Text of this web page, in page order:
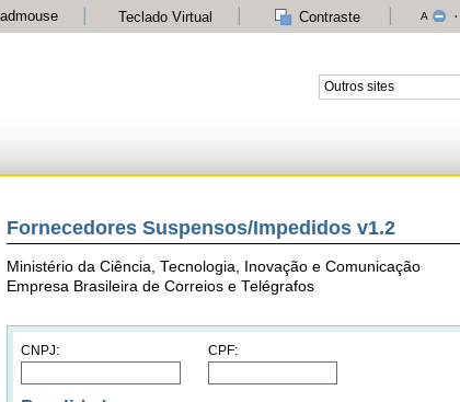
A
Contraste
Teclado Virtual
Outros sites
Fornecedores Suspensos/Impedidos v1.2
Ministério da Ciência, Tecnologia, Inovação e Comunicação
Empresa Brasileira de Correios e Telégrafos
CNPJ: CPF: